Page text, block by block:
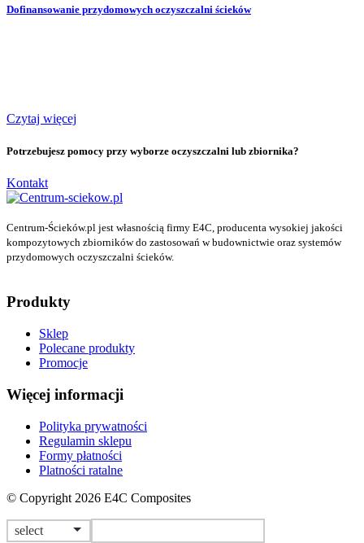
Dofinansowanie przydomowych oczyszczalni ścieków
Czytaj więcej
Potrzebujesz pomocy przy wyborze oczyszczalni lub zbiornika?
Kontakt
Centrum-Ścieków.pl jest własnością firmy E4C, producenta wysokiej jakości
kompozytowych zbiorników do zastosowań w budownictwie oraz systemów
przydomowych oczyszczalni ścieków.
Produkty
Sklep
Polecane produkty
Promocje
Więcej informacji
Polityka prywatności
Regulamin sklepu
Formy płatności
Platności ratalne
© Copyright 2026 E4C Composites